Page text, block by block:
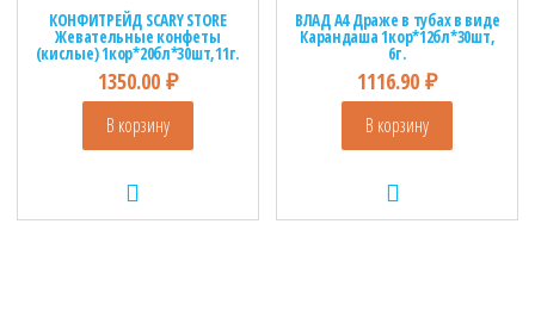
КОНФИТРЕЙД SCARY STORE
Жевательные конфеты
(кислые) 1кор*20бл*30шт,11г.
1350.00 ₽
В корзину
ВЛАД А4 Драже в тубах в виде
Карандаша 1кор*12бл*30шт,
6г.
1116.90₽
В корзину